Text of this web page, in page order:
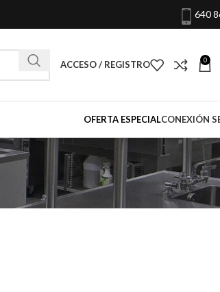
640
ACCESO / REGISTRO 0
OFERTA ESPECIALCONEXIÓN